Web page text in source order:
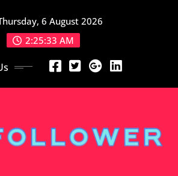
6 August 2026
2:25:33 AM